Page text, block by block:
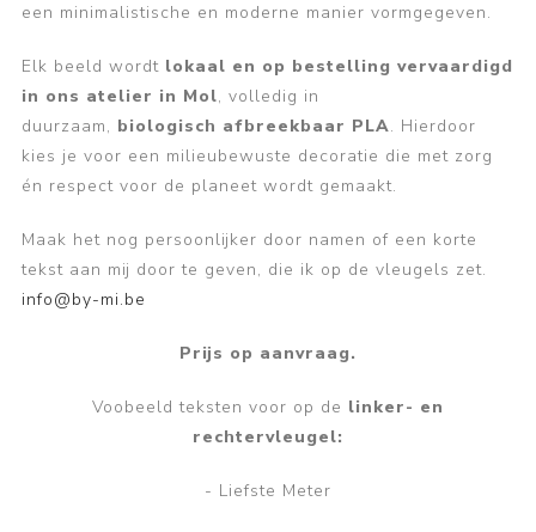
een minimalistische en moderne manier vormgegeven.
Elk beeld wordt lokaal en op bestelling vervaardigd
in ons atelier in Mol, volledig in
duurzaam, biologisch afbreekbaar PLA. Hierdoor
kies je voor een milieubewuste decoratie die met zorg
én respect voor de planeet wordt gemaakt.
Maak het nog persoonlijker door namen of een korte
tekst aan mij door te geven, die ik op de vleugels zet.
info@by-mi.be
Prijs op aanvraag.
Voobeeld teksten voor op de linker- en
rechtervleugel:
- Liefste Meter